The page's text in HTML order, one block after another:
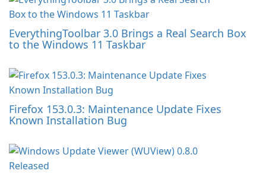
EverythingToolbar 3.0 Brings a Real Search Box
to the Windows 11 Taskbar
Firefox 153.0.3: Maintenance Update Fixes
Known Installation Bug